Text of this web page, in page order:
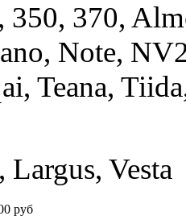
350, 370,
Note,
Teana,
Vesta
руб